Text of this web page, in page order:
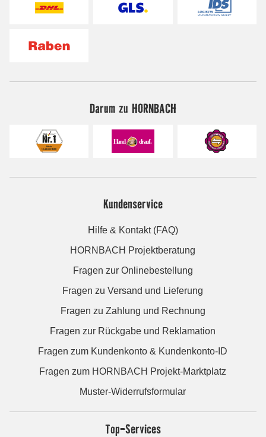
Darum zu HORNBACH
Kundenservice
Hilfe & Kontakt (FAQ)
HORNBACH Projektberatung
Fragen zur Onlinebestellung
Fragen zu Versand und Lieferung
Fragen zu Zahlung und Rechnung
Fragen zur Rückgabe und Reklamation
Fragen zum Kundenkonto & Kundenkonto-ID
Fragen zum HORNBACH Projekt-Marktplatz
Muster-Widerrufsformular
Top-Services